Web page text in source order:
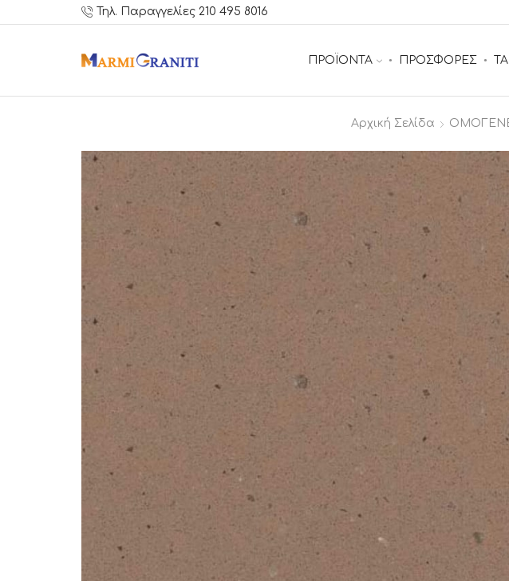
Τηλ. Παραγγελίες 210 495 8016
ΠΡΟΪΟΝΤΑ ΠΡΟΣΦΟΡΕΣ
Αρχική Σελίδα